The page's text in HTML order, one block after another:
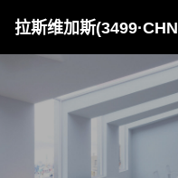
拉斯维加斯